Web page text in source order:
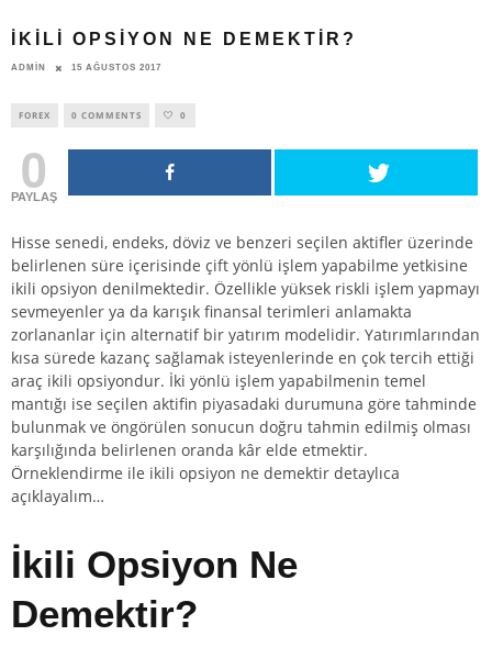
İKILI OPSIYON NE DEMEKTIR?
ADMIN 15 AĞUSTOS 2017
FOREX 0 COMMENTS 0
0
PAYLAŞ
Hisse senedi, endeks, döviz ve benzeri seçilen aktifler üzerinde
belirlenen süre içerisinde çift yönlü işlem yapabilme yetkisine
ikili opsiyon denilmektedir. Özellikle yüksek riskli işlem yapmayı
sevmeyenler ya da karışık finansal terimleri anlamakta
zorlananlar için alternatif bir yatırım modelidir. Yatırımlarından
kısa sürede kazanç sağlamak isteyenlerinde en çok tercih ettiği
araç ikili opsiyondur. İki yönlü işlem yapabilmenin temel
mantığı ise seçilen aktifin piyasadaki durumuna göre tahminde
bulunmak ve öngörülen sonucun doğru tahmin edilmiş olması
karşılığında belirlenen oranda kâr elde etmektir.
Örneklendirme ile ikili opsiyon ne demektir detaylıca
açıklayalım…
İkili Opsiyon Ne
Demektir?